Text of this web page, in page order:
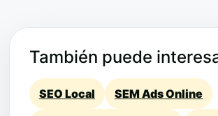
También puede
SEO Local SEM Ads Online